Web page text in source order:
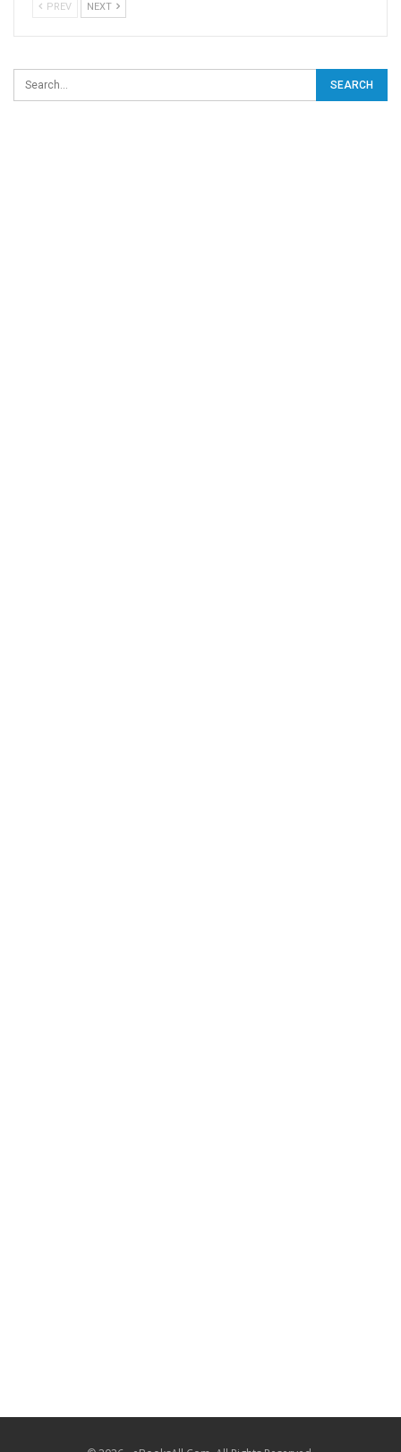
PREV NEXT